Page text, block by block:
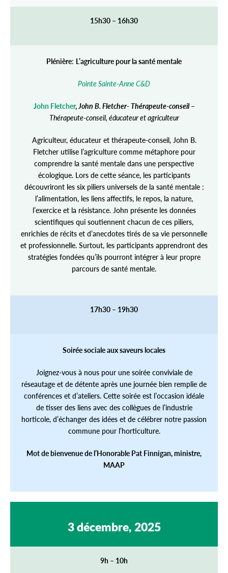
15h30 – 16h30
Plénière: L’agriculture pour la santé mentale
Pointe Sainte-Anne C&D
John Fletcher, John B. Fletcher- Thérapeute-conseil–
Thérapeute-conseil, éducateur et agriculteur
Agriculteur, éducateur et thérapeute-conseil, John B.
Fletcher utilise l’agriculture comme métaphore pour
comprendre la santé mentale dans une perspective
écologique. Lors de cette séance, les participants
découvriront les six piliers universels de la santé mentale :
l’alimentation, les liens affectifs, le repos, la nature,
l’exercice et la résistance. John présente les données
scientifiques qui soutiennent chacun de ces piliers,
enrichies de récits et d’anecdotes tirés de sa vie personnelle
et professionnelle. Surtout, les participants apprendront des
stratégies fondées qu’ils pourront intégrer à leur propre
parcours de santé mentale.
17h30 – 19h30
Soirée sociale aux saveurs locales
Joignez-vous à nous pour une soirée conviviale de
réseautage et de détente après une journée bien remplie de
conférences et d’ateliers. Cette soirée est l’occasion idéale
de tisser des liens avec des collègues de l’industrie
horticole, d’échanger des idées et de célébrer notre passion
commune pour l’horticulture.
Mot de bienvenue de l’Honorable Pat Finnigan, ministre,
MAAP
3 décembre, 2025
9h – 10h